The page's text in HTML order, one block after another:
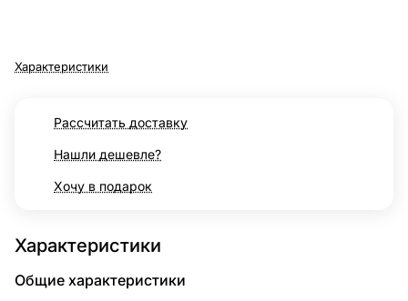
Характеристики
Рассчитать доставку
Нашли дешевле?
Хочу в подарок
Характеристики
Общие характеристики